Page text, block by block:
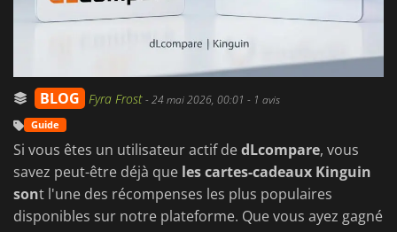
BLOG Fyra Frost-24 mai 2026, 00:01 - 1 avis
Guide
Si vous êtes un utilisateur actif dedLcompare, vous
savez peut-être déjà que les cartes-cadeaux Kinguin
sont l'une des récompenses les plus populaires
disponibles sur notre plateforme. Que vous ayez gagné